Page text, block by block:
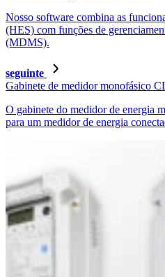
Nosso software combina as
(HES) com funções de
(MDMS).
seguinte
Gabinete de medidor monofásico
O gabinete do medidor de energia
para um medidor de energia